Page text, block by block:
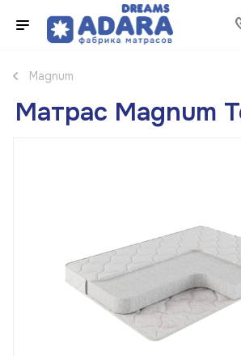
Magnum
Матрас Magnum